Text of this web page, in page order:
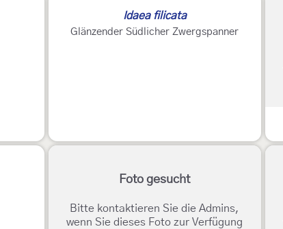
Idaea filicata
Glänzender Südlicher Zwergspanner
Foto gesucht
Bitte kontaktieren Sie die Admins,
wenn Sie dieses Foto zur Verfügung